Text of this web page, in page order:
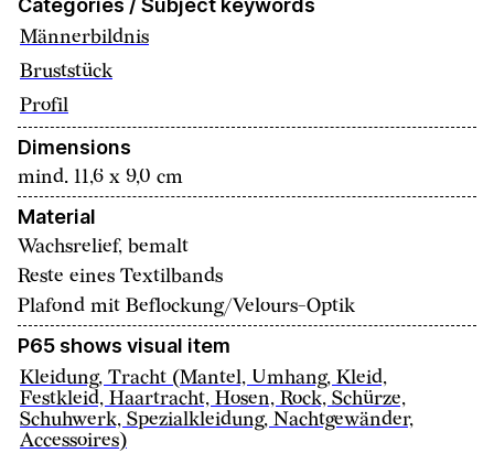
Categories / Subject keywords
Männerbildnis
Bruststück
Profil
Dimensions
mind. 11,6 x 9,0 cm
Material
Wachsrelief, bemalt
Reste eines Textilbands
Plafond mit Beflockung/Velours-Optik
P65 shows visual item
Kleidung, Tracht (Mantel, Umhang, Kleid,
Festkleid, Haartracht, Hosen, Rock, Schürze,
Schuhwerk, Spezialkleidung, Nachtgewänder,
Accessoires)